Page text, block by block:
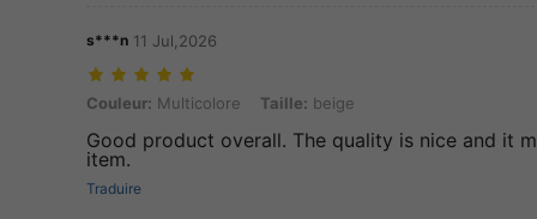
s***n 11 Jul,2026
Couleur: Multicolore, Taille: beige
Couleur: Multicolore Taille: beige
Good product overall. The quality is nice and it
item.
Traduire